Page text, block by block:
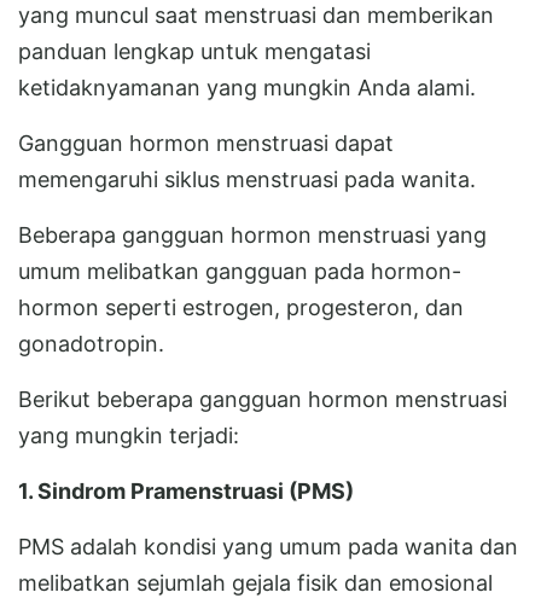
yang muncul saat menstruasi dan memberikan
panduan lengkap untuk mengatasi
ketidaknyamanan yang mungkin Anda alami.
Gangguan hormon menstruasi dapat
memengaruhi siklus menstruasi pada wanita.
Beberapa gangguan hormon menstruasi yang
umum melibatkan gangguan pada hormon-
hormon seperti estrogen, progesteron, dan
gonadotropin.
Berikut beberapa gangguan hormon menstruasi
yang mungkin terjadi:
1. Sindrom Pramenstruasi (PMS)
PMS adalah kondisi yang umum pada wanita dan
melibatkan sejumlah gejala fisik dan emosional